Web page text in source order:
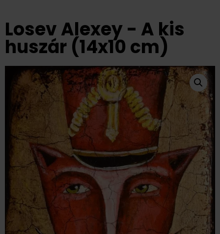
Losev Alexey - A kis
huszár (14x10 cm)